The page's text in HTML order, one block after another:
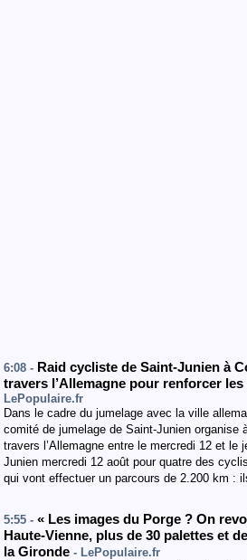
6:08 - Raid cycliste de Saint-Junien à
travers l’Allemagne pour renforcer
LePopulaire.fr
Dans le cadre du jumelage avec la ville
comité de jumelage de Saint-Junien organise
travers l’Allemagne entre le mercredi 12 et le
Junien mercredi 12 août pour quatre des
qui vont effectuer un parcours de 2.200 km :
5:55 - « Les images du Porge ? On
Haute-Vienne, plus de 30 palettes et
la Gironde - LePopulaire.fr